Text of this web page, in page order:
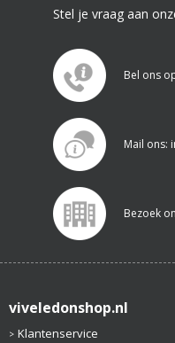
Stel je vraag aan
Bel ons
Mail ons:
Bezoek
viveledonshop.nl
Klantenservice